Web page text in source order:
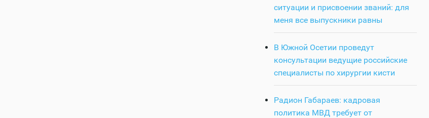
ситуации и присвоении званий: для
меня все выпускники равны
В Южной Осетии проведут
консультации ведущие российские
специалисты по хирургии кисти
Радион Габараев: кадровая
политика МВД требует от